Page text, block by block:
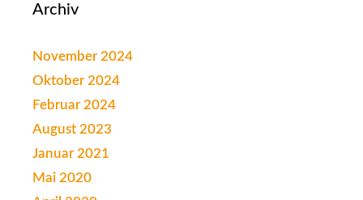
Archiv
November 2024
Oktober 2024
Februar 2024
August 2023
Januar 2021
Mai 2020